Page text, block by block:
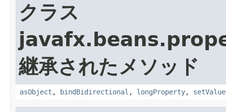
クラス
継承されたメソッド
asObject , bindBidirectional , longProperty, setValue